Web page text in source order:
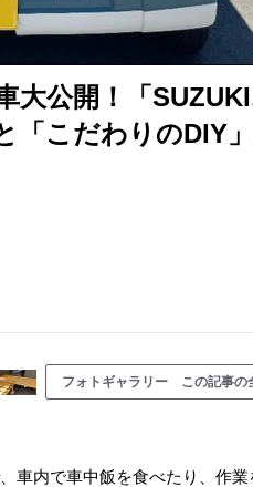
大公開！「
「こだわりのDIY
フォトギャラリー この記事の
車内で車中飯を食べたり、作業